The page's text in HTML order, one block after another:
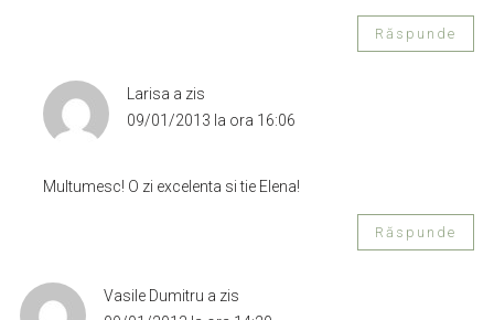
Răspunde
Larisa a zis
09/01/2013 la ora 16:06
Multumesc! O zi excelenta si tie Elena!
Răspunde
Vasile Dumitru a zis